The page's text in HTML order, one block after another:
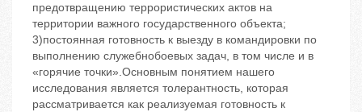
предотвращению террористических актов на
территории важного государственного объекта;
3)постоянная готовность к выезду в командировки по
выполнению служебнобоевых задач, в том числе и в
«горячие точки».Основным понятием нашего
исследования является толерантность, которая
рассматривается как реализуемая готовность к